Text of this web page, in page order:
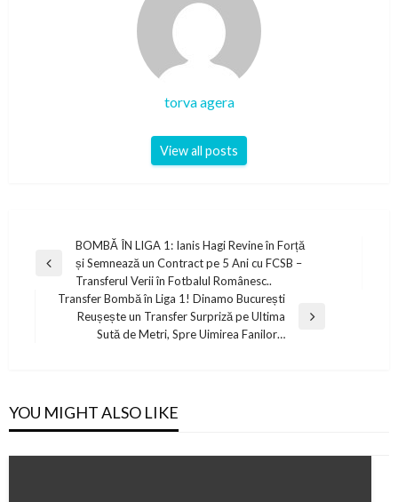
torva agera
View all posts
navigation
Previous
BOMBĂ ÎN LIGA 1: Ianis Hagi Revine în Forță
și Semnează un Contract pe 5 Ani cu FCSB –
Transferul Verii în Fotbalul Românesc..
Transfer Bombă în Liga 1! Dinamo București
Reușește un Transfer Surpriză pe Ultima
Sută de Metri, Spre Uimirea Fanilor…
YOU MIGHT ALSO LIKE